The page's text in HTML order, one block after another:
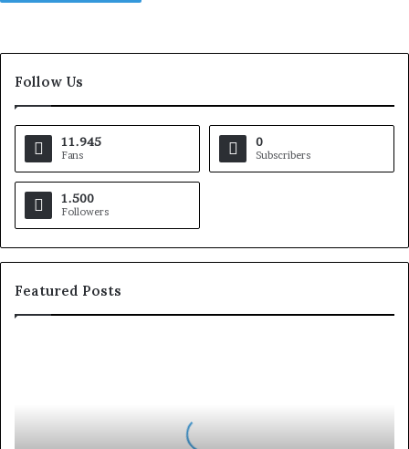
Follow Us
11.945
Fans
0
Subscribers
1.500
Followers
Featured Posts